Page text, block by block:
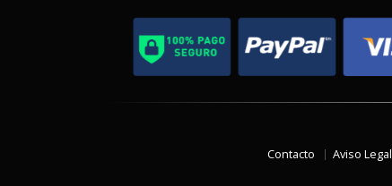
Contacto Aviso Legal